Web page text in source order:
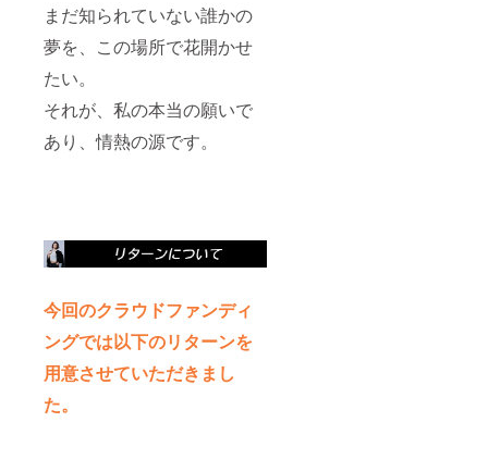
まだ知られていない誰かの
夢を、この場所で花開かせ
たい。
それが、私の本当の願いで
あり、情熱の源です。
今回のクラウドファンディ
ングでは以下のリターンを
用意させていただきまし
た。